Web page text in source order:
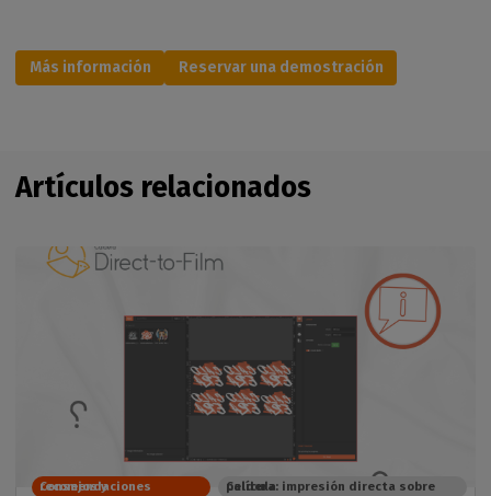
Más información Reservar una demostración
Artículos relacionados
Consejos y recomendaciones Caldera: impresión directa sobre película